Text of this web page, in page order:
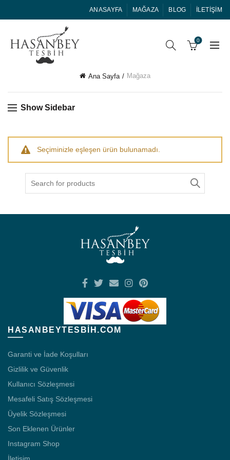
ANASAYFA MAĞAZA BLOG İLETIŞIM
0
Ana Sayfa Mağaza
Show Sidebar
Seçiminizle eşleşen ürün bulunamadı.
HASANBEYTESBIH.COM
Garanti ve İade Koşulları
Gizlilik ve Güvenlik
Kullanıcı Sözleşmesi
Mesafeli Satış Sözleşmesi
Üyelik Sözleşmesi
Son Eklenen Ürünler
Instagram Shop